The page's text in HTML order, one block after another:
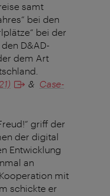
samt
bei den
bei der
den D&AD-
dem Art
& Case-
griff der
der digital
Entwicklung
an
mit
schickte er